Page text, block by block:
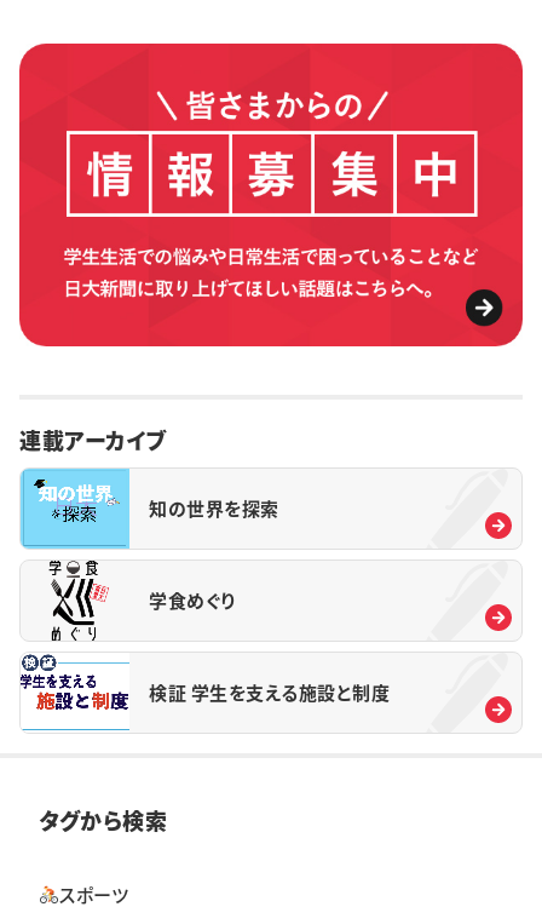
連載アーカイブ
知の世界を探索
学食めぐり
検証 学生を支える施設と制度
タグから検索
スポーツ